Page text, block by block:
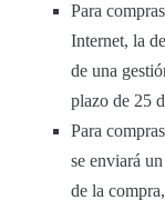
Para
Internet, la
de una
plazo de 25
Para
se enviará
de la